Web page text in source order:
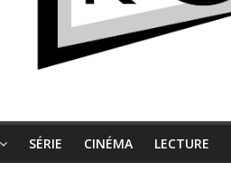
SÉRIE CINÉMA LECTURE